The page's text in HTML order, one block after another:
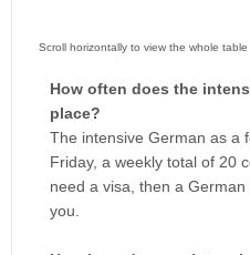
How often does the
place?
The intensive German as a
Friday, a weekly total of 20
need a visa, then a
you.